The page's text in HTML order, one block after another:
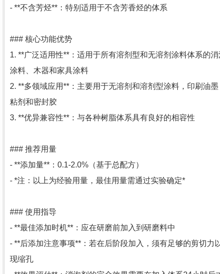
- **不含芳烃**：特别适用于不含芳香烃的体系
### 核心功能优势
1. **广泛适用性**：适用于所有溶剂型和无溶剂涂料体系的
涂料、木器和家具涂料
2. **多领域应用**：主要用于无溶剂和溶剂型涂料，印刷油
粘剂和密封胶
3. **优异兼容性**：与各种树脂体系具有良好的相容性
### 推荐用量
- **添加量**：0.1-2.0%（基于总配方）
- *注：以上为经验用量，最佳用量需通过实验确定*
### 使用指导
- **最佳添加时机**：应在研磨前加入到研磨料中
- **后添加注意事项**：若在后阶段加入，须有足够的剪切力
现缩孔